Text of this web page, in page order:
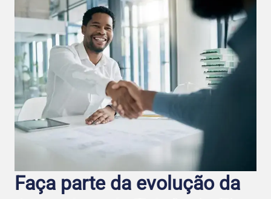
Faça parte da evolução da